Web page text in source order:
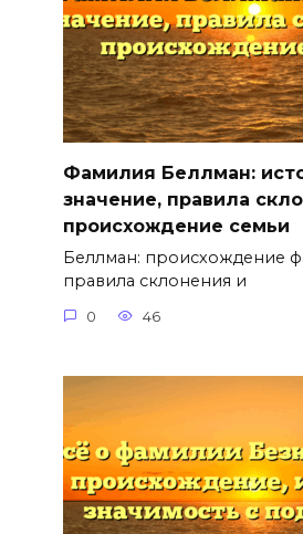
Фамилия Беллман:
значение, правила
происхождение семьи
Беллман: происхождение
правила склонения и
0 46